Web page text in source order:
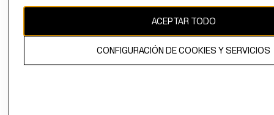
propiedad de H&M Hennes & Mauritz AB.ACEPTAR TODO
CONFIGURACIÓN DE COOKIES Y SERVICIOS